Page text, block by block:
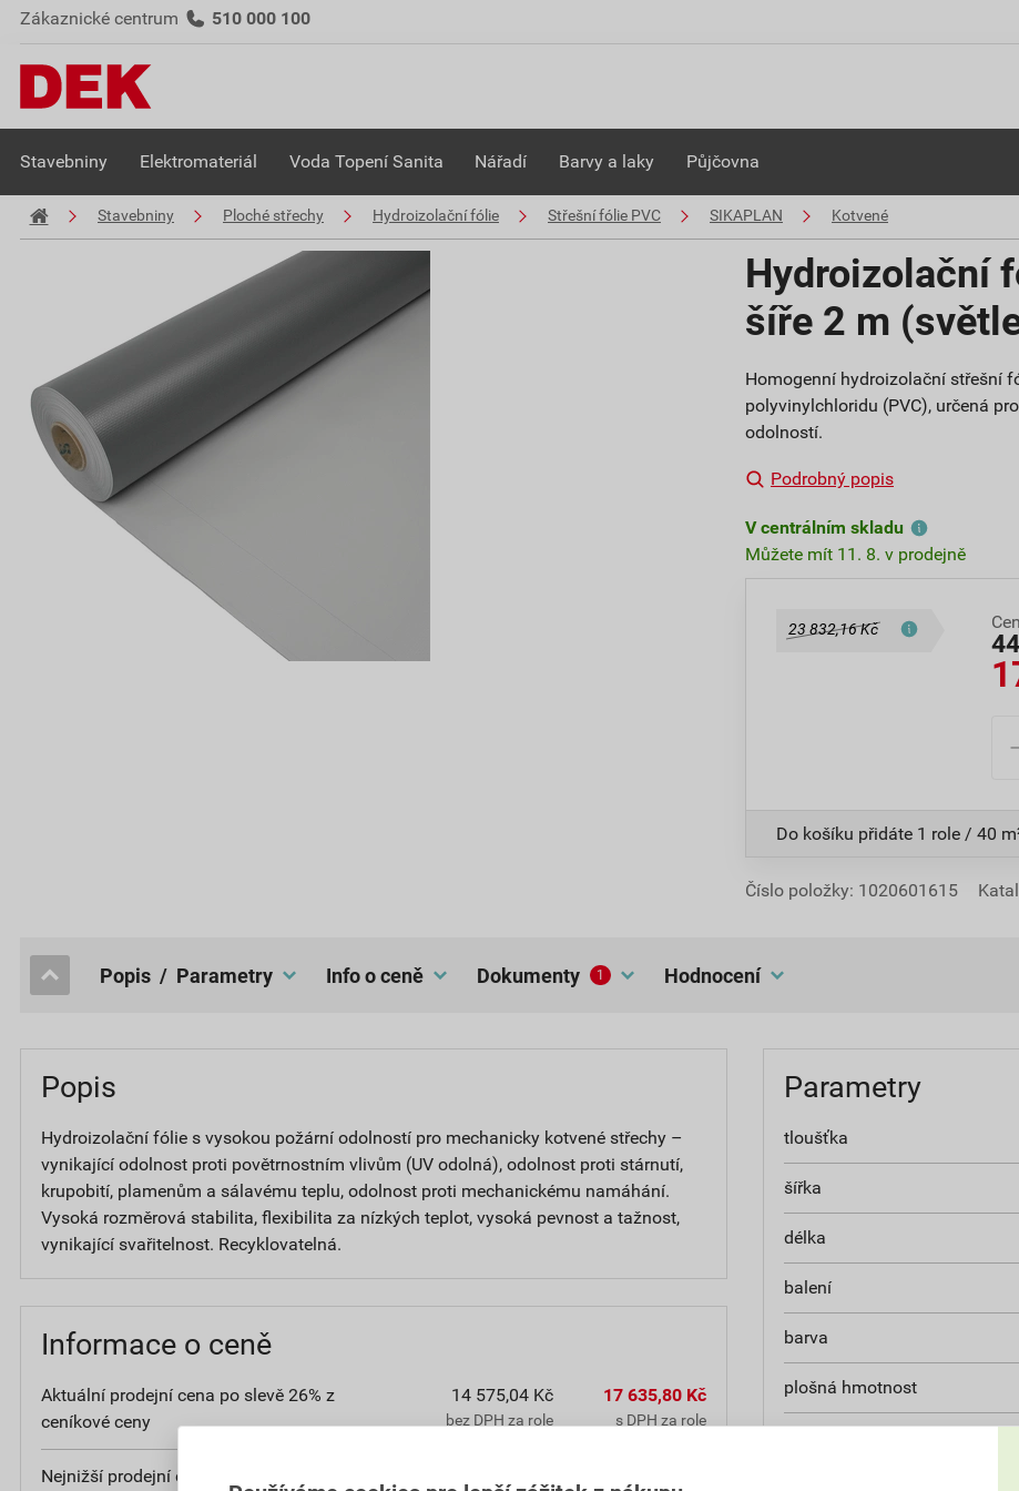
Zákaznické centrum 510 000 100
Stavebniny Elektromateriál Voda Topení Sanita Nářadí Barvy a laky Půjčovna
Stavebniny Ploché střechy Hydroizolační fólie Střešní fólie PVC SIKAPLAN Kotvené
Hydroizolační
šíře 2 m
Homogenní hydroizolační střešní
polyvinylchloridu (PVC), určená
odolností.
Podrobný popis
V centrálním skladu
Můžete mít 11. 8. v prodejně
23 832,16 Kč
Do košíku přidáte 1 role / 40
Číslo položky: 1020601615
popis / Parametry Info o ceně dokumenty 1 hodnocení
Popis
Hydroizolační fólie s vysokou požární odolností pro mechanicky kotvené střechy –
vynikající odolnost proti povětrnostním vlivům (UV odolná), odolnost proti stárnutí,
krupobití, plamenům a sálavému teplu, odolnost proti mechanickému namáhání.
Vysoká rozměrová stabilita, flexibilita za nízkých teplot, vysoká pevnost a tažnost,
vynikající svařitelnost. Recyklovatelná.
Informace o ceně
Aktuální prodejní cena po slevě 26% z
ceníkové ceny
14 575,04 Kč
bez DPH za role
17 635,80 Kč
s DPH za role
Nejnižší prodejní cena v době 30 dnů před
Parametry
tloušťka
šířka
délka
balení
barva
plošná hmotnost